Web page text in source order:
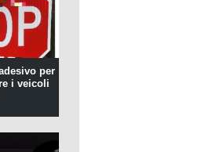
per
i veicoli